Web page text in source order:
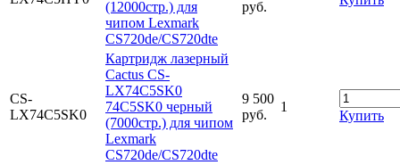
(12000стр.) для
чипом Lexmark
CS720de/CS720dte
руб.
CS-
LX74C5SK0
Картридж лазерный
Cactus CS-
LX74C5SK0
74C5SK0 черный
(7000стр.) для чипом
Lexmark
CS720de/CS720dte
9 500
руб.
1
Купить